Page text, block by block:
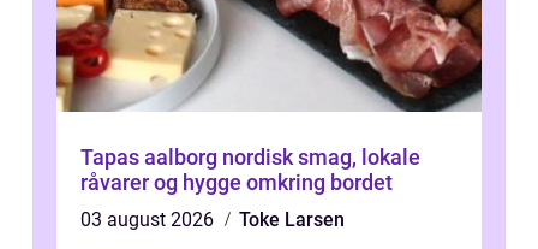
Tapas aalborg nordisk smag, lokale
råvarer og hygge omkring bordet
03 august 2026
Toke Larsen